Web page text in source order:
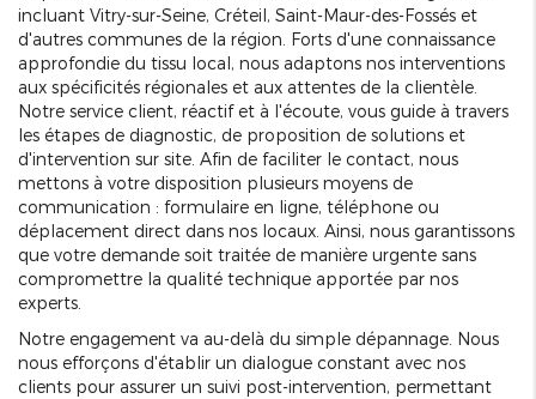
incluant Vitry-sur-Seine, Créteil, Saint-Maur-des-Fossés et
d'autres communes de la région. Forts d'une connaissance
approfondie du tissu local, nous adaptons nos interventions
aux spécificités régionales et aux attentes de la clientèle.
Notre service client, réactif et à l'écoute, vous guide à travers
les étapes de diagnostic, de proposition de solutions et
d'intervention sur site. Afin de faciliter le contact, nous
mettons à votre disposition plusieurs moyens de
communication : formulaire en ligne, téléphone ou
déplacement direct dans nos locaux. Ainsi, nous garantissons
que votre demande soit traitée de manière urgente sans
compromettre la qualité technique apportée par nos
experts.
Notre engagement va au-delà du simple dépannage. Nous
nous efforçons d'établir un dialogue constant avec nos
clients pour assurer un suivi post-intervention, permettant